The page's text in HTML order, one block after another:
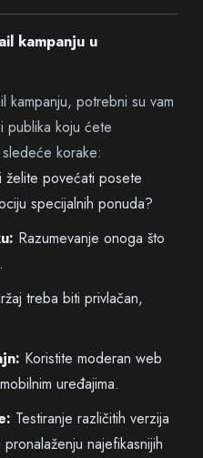
kampanju u
kampanju, potrebni su vam
publika koju ćete
korake:
želite povećati posete
specijalnih ponuda?
Razumevanje onoga što
treba biti privlačan,
Koristite moderan web
uređajima.
Testiranje različitih verzija
najefikasnijih